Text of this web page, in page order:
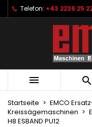
Telefon: +43 2236 25
 
Startseite
EMCO
Kreissägemaschinen
H8 ESBAND PU12
Ihre
Neue Liste
Name der
Anmelden
Sie müssen
Wunschliste